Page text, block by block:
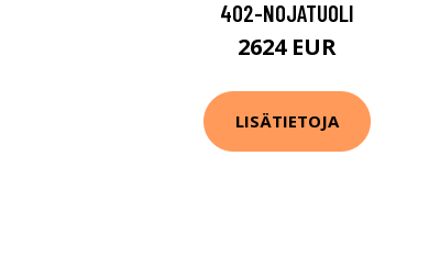
402-NOJATUOLI
2624 EUR
LISÄTIETOJA